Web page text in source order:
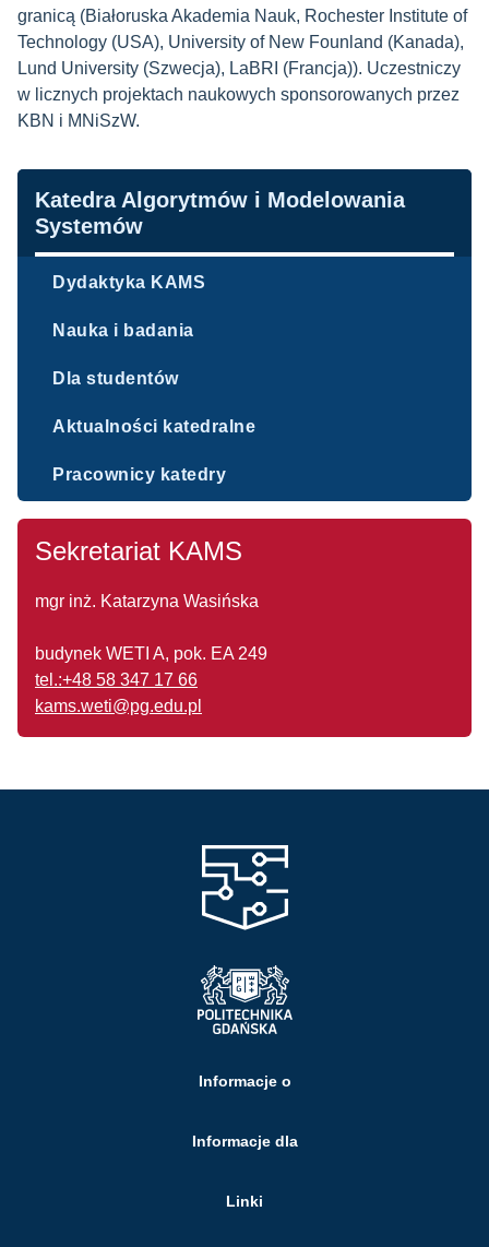
granicą (Białoruska Akademia Nauk, Rochester Institute of
Technology (USA), University of New Founland (Kanada),
Lund University (Szwecja), LaBRI (Francja)). Uczestniczy
w licznych projektach naukowych sponsorowanych przez
KBN i MNiSzW.
Nawigacja
Katedra Algorytmów i Modelowania
Systemów
Dydaktyka KAMS
Nauka i badania
Dla studentów
Aktualności katedralne
Pracownicy katedry
Sekretariat KAMS
mgr inż. Katarzyna Wasińska
budynek WETI A, pok. EA 249
tel.:+48 58 347 17 66
kams.weti@pg.edu.pl
Informacje o
Informacje dla
Linki